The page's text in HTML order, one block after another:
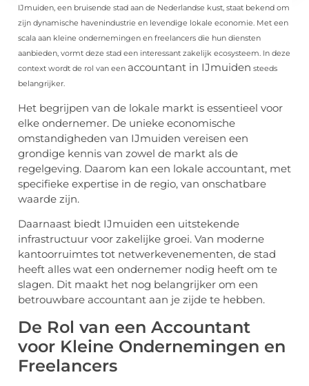
IJmuiden, een bruisende stad aan de Nederlandse kust, staat bekend om
zijn dynamische havenindustrie en levendige lokale economie. Met een
scala aan kleine ondernemingen en freelancers die hun diensten
aanbieden, vormt deze stad een interessant zakelijk ecosysteem. In deze
context wordt de rol van een accountant in IJmuiden steeds
belangrijker.
Het begrijpen van de lokale markt is essentieel voor
elke ondernemer. De unieke economische
omstandigheden van IJmuiden vereisen een
grondige kennis van zowel de markt als de
regelgeving. Daarom kan een lokale accountant, met
specifieke expertise in de regio, van onschatbare
waarde zijn.
Daarnaast biedt IJmuiden een uitstekende
infrastructuur voor zakelijke groei. Van moderne
kantoorruimtes tot netwerkevenementen, de stad
heeft alles wat een ondernemer nodig heeft om te
slagen. Dit maakt het nog belangrijker om een
betrouwbare accountant aan je zijde te hebben.
De Rol van een Accountant
voor Kleine Ondernemingen en
Freelancers